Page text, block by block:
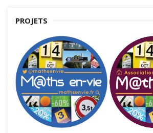
PROJETS